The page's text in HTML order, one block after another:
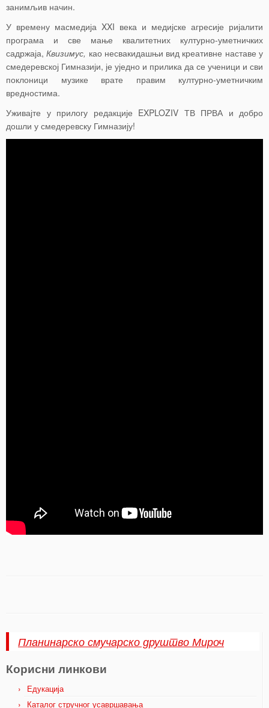
занимљив начин.
У времену масмедија XXI века и медијске агресије ријалити
програма и све мање квалитетних културно-уметничких
садржаја,Квизимус, као несвакидашњи вид креативне наставе у
смедеревској Гимназији, је уједно и прилика да се ученици и сви
поклоници музике врате правим културно-уметничким
вредностима.
Уживајте у прилогу редакције EXPLOZIV ТВ ПРВА и добро
дошли у смедеревску Гимназију!
Планинарско смучарско друштво Мироч
Корисни линкови
Едукација
Каталог стручног усавршавања